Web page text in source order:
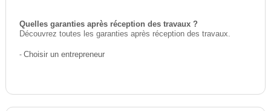
Quelles garanties après réception des travaux ?
Découvrez toutes les garanties après réception des travaux.
- Choisir un entrepreneur